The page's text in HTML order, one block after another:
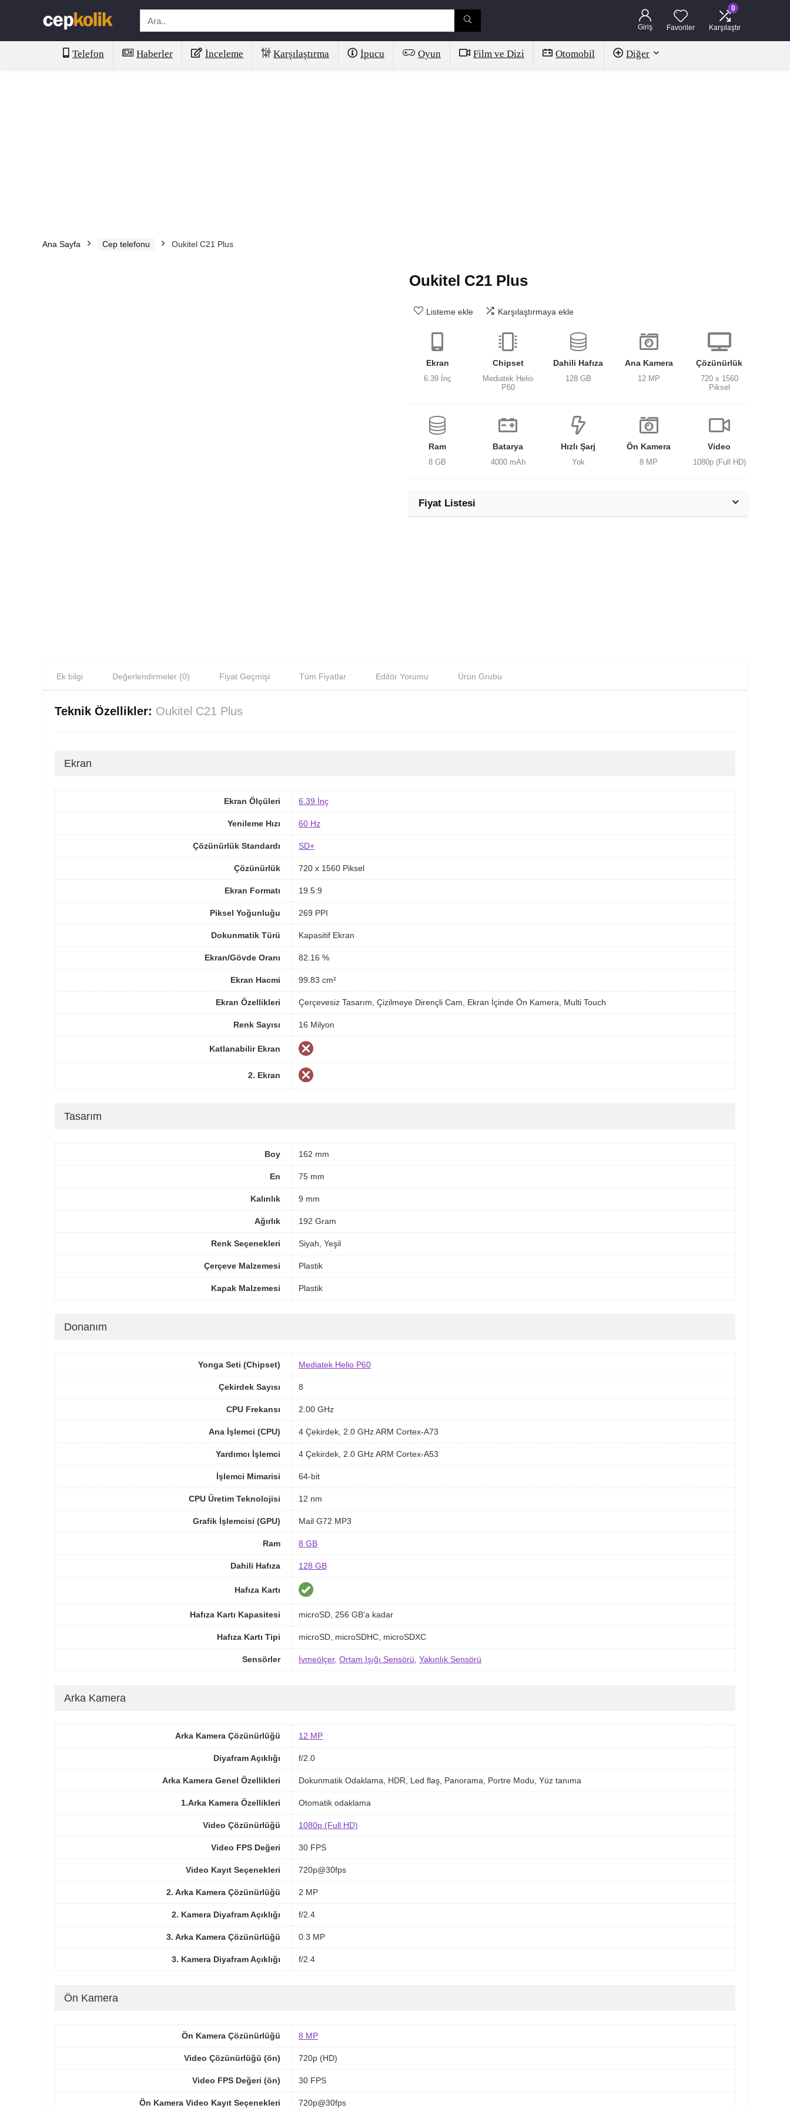
Giriş Favoriler
0
Karşılaştır
Telefon Haberler İnceleme Karşılaştırma İpucu Oyun Film ve Dizi Otomobil Diğer
Ana Sayfa Cep telefonu Oukitel C21 Plus
Oukitel C21 Plus
Listeme ekle Karşılaştırmaya ekle
Ekran
6.39 İnç
Chipset
Mediatek Helio
P60
Dahili Hafıza
128 GB
Ana Kamera
12 MP
Çözünürlük
720 x 1560
Piksel
Ram
8 GB
Batarya
4000 mAh
Hızlı Şarj
Yok
Ön Kamera
8 MP
Video
1080p (Full HD)
Fiyat Listesi
Ek bilgi Değerlendirmeler (0) Fiyat Geçmişi Tüm Fiyatlar Editör Yorumu Ürün Grubu
Teknik Özellikler: Oukitel C21 Plus
Ekran
Ekran Ölçüleri 6.39 İnç
Yenileme Hızı 60 Hz
Çözünürlük Standardı SD+
Çözünürlük 720 x 1560 Piksel
Ekran Formatı 19.5:9
Piksel Yoğunluğu 269 PPI
Dokunmatik Türü Kapasitif Ekran
Ekran/Gövde Oranı 82.16 %
Ekran Hacmi 99.83 cm²
Ekran Özellikleri Çerçevesiz Tasarım, Çizilmeye Dirençli Cam, Ekran İçinde Ön Kamera, Multi Touch
Renk Sayısı 16 Milyon
Katlanabilir Ekran
2. Ekran
Tasarım
Boy 162 mm
En 75 mm
Kalınlık 9 mm
Ağırlık 192 Gram
Renk Seçenekleri Siyah, Yeşil
Çerçeve Malzemesi Plastik
Kapak Malzemesi Plastik
Donanım
Yonga Seti (Chipset) Mediatek Helio P60
Çekirdek Sayısı 8
CPU Frekansı 2.00 GHz
Ana İşlemci (CPU) 4 Çekirdek, 2.0 GHz ARM Cortex-A73
Yardımcı İşlemci 4 Çekirdek, 2.0 GHz ARM Cortex-A53
İşlemci Mimarisi 64-bit
CPU Üretim Teknolojisi 12 nm
Grafik İşlemcisi (GPU) Mail G72 MP3
Ram 8 GB
Dahili Hafıza 128 GB
Hafıza Kartı
Hafıza Kartı Kapasitesi microSD, 256 GB'a kadar
Hafıza Kartı Tipi microSD, microSDHC, microSDXC
Sensörler İvmeölçer, Ortam Işığı Sensörü Yakınlık Sensörü
Arka Kamera
Arka Kamera Çözünürlüğü 12 MP
Diyafram Açıklığı f/2.0
Arka Kamera Genel Özellikleri Dokunmatik Odaklama, HDR, Led flaş, Panorama, Portre Modu, Yüz tanıma
1.Arka Kamera Özellikleri Otomatik odaklama
Video Çözünürlüğü 1080p (Full HD)
Video FPS Değeri 30 FPS
Video Kayıt Seçenekleri 720p@30fps
2. Arka Kamera Çözünürlüğü 2 MP
2. Kamera Diyafram Açıklığı f/2.4
3. Arka Kamera Çözünürlüğü 0.3 MP
3. Kamera Diyafram Açıklığı f/2.4
Ön Kamera
Ön Kamera Çözünürlüğü 8 MP
Video Çözünürlüğü (ön) 720p (HD)
Video FPS Değeri (ön) 30 FPS
Ön Kamera Video Kayıt Seçenekleri 720p@30fps